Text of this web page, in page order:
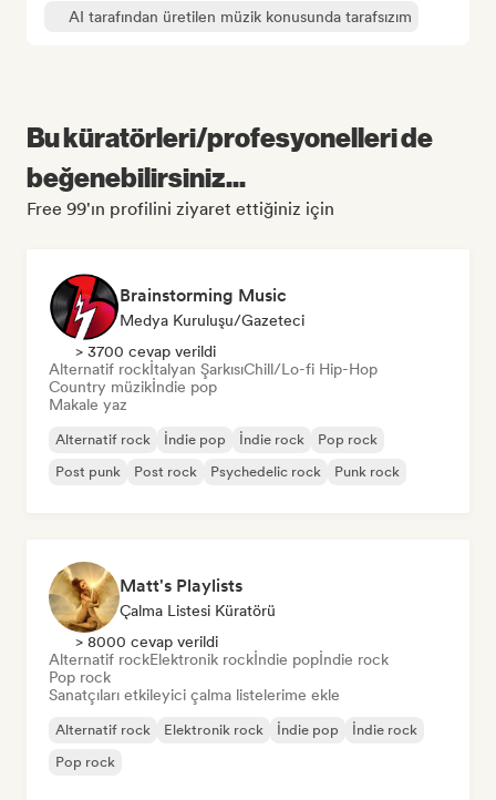
AI tarafından üretilen müzik konusunda tarafsızım
Bu küratörleri/profesyonelleri de
beğenebilirsiniz...
Free 99'ın profilini ziyaret ettiğiniz için
Brainstorming Music
Medya Kuruluşu/Gazeteci
> 3700 cevap verildi
Alternatif rockİtalyan ŞarkısıChill/Lo-fi Hip-Hop
Country müzikİndie pop
Makale yaz
Alternatif rock İndie pop İndie rock
Pop rock
Post punk
Post rock Psychedelic rock Punk rock
Matt's Playlists
Çalma Listesi Küratörü
> 8000 cevap verildi
Alternatif rockElektronik rockİndie popİndie rock
Pop rock
Sanatçıları etkileyici çalma listelerime ekle
Alternatif rock Elektronik rock İndie pop
İndie rock
Pop rock